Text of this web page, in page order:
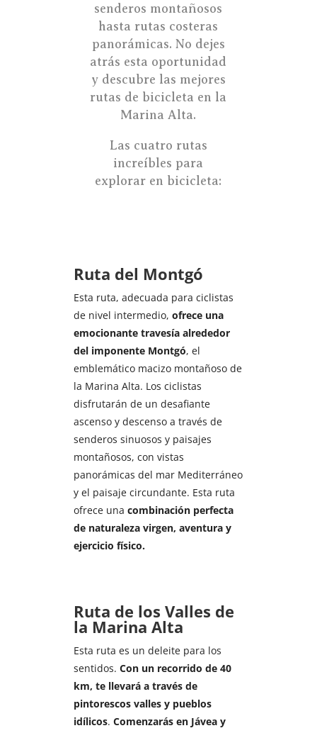
senderos montañosos
hasta rutas costeras
panorámicas. No dejes
atrás esta oportunidad
y descubre las mejores
rutas de bicicleta en la
Marina Alta.
Las cuatro rutas
increíbles para
explorar en bicicleta:
Ruta del Montgó​
Esta ruta, adecuada para ciclistas
de nivel intermedio, ofrece una
emocionante travesía alrededor
del imponente Montgó, el
emblemático macizo montañoso de
la Marina Alta. Los ciclistas
disfrutarán de un desafiante
ascenso y descenso a través de
senderos sinuosos y paisajes
montañosos, con vistas
panorámicas del mar Mediterráneo
y el paisaje circundante. Esta ruta
ofrece una combinación perfecta
de naturaleza virgen, aventura y
ejercicio físico.
Ruta de los Valles de
la Marina Alta
Esta ruta es un deleite para los
sentidos. Con un recorrido de 40
km, te llevará a través de
pintorescos valles y pueblos
idílicos. Comenzarás en Jávea y